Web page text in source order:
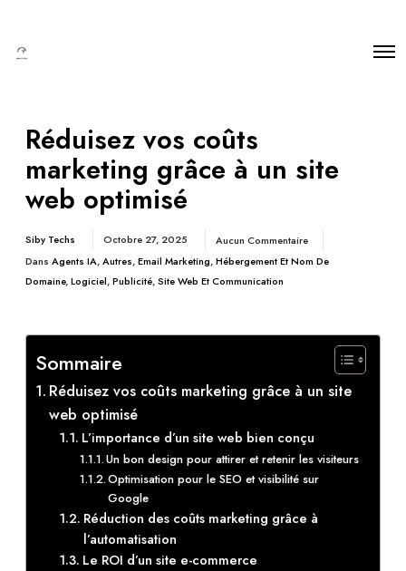
Réduisez vos coûts
marketing grâce à un site
web optimisé
Siby Techs Octobre 27, 2025
Aucun Commentaire
Dans Agents IA,Autres,Email Marketing,Hébergement Et Nom De
Domaine,Logiciel,Publicité,Site Web Et Communication
Sommaire
Réduisez vos coûts marketing grâce à un site
web optimisé
L’importance d’un site web bien conçu
Un bon design pour attirer et retenir les visiteurs
Optimisation pour le SEO et visibilité sur
Google
Réduction des coûts marketing grâce à
l’automatisation
Le ROI d’un site e-commerce